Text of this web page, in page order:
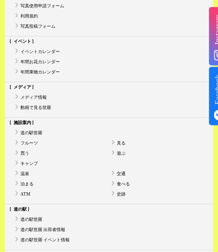
写真使用申請フォーム
利用規約
写真投稿フォーム
イベント
イベントカレンダー
年間お花カレンダー
年間果物カレンダー
メディア
メディア情報
動画で見る世羅
施設案内
道の駅世羅
フルーツ 見る
買う 遊ぶ
キャンプ
温泉 交通
泊まる 食べる
ATM 史跡
道の駅
道の駅世羅
道の駅世羅 出荷者情報
道の駅世羅 イベント情報